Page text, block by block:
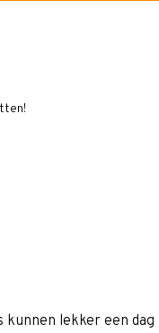
lekker een dag